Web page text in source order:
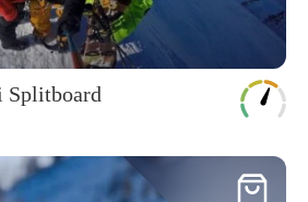
Splitboard